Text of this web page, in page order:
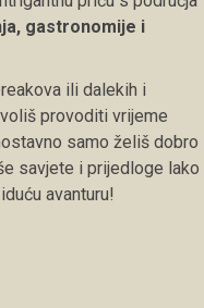
gastronomije i
ili dalekih i
provoditi vrijeme
samo želiš dobro
savjete i prijedloge lako
avanturu!